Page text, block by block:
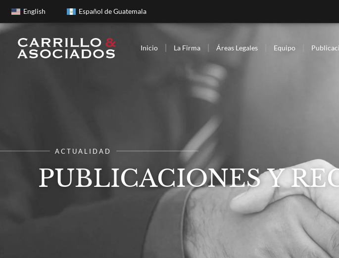
English Español de Guatemala
Inicio La Firma Áreas Legales Equipo
ACTUALIDAD
PUBLICACIONES Y